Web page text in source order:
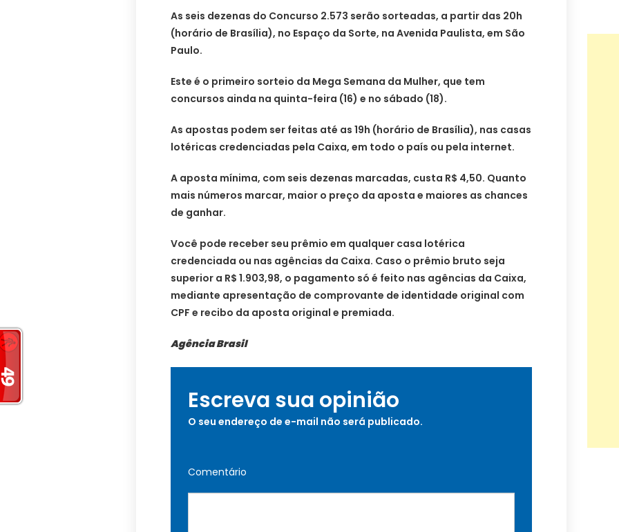
As seis dezenas do Concurso 2.573 serão sorteadas, a partir das 20h
(horário de Brasília), no Espaço da Sorte, na Avenida Paulista, em São
Paulo.
Este é o primeiro sorteio da Mega Semana da Mulher, que tem
concursos ainda na quinta-feira (16) e no sábado (18).
As apostas podem ser feitas até as 19h (horário de Brasília), nas casas
lotéricas credenciadas pela Caixa, em todo o país ou pela internet.
A aposta mínima, com seis dezenas marcadas, custa R$ 4,50. Quanto
mais números marcar, maior o preço da aposta e maiores as chances
de ganhar.
Você pode receber seu prêmio em qualquer casa lotérica
credenciada ​ou nas agências da Caixa. Caso o prêmio bruto seja
superior a R$ 1.903,98, o pagamento só é feito nas agências da Caixa,
mediante apresentação de comprovante de identidade original com
CPF e recibo da aposta original e premiada.
Agência Brasil
Escreva sua opinião
O seu endereço de e-mail não será publicado.
Comentário